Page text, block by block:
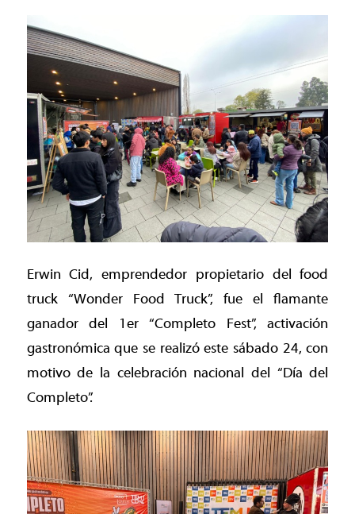
Erwin Cid, emprendedor propietario del food
truck “Wonder Food Truck”, fue el flamante
ganador del 1er “Completo Fest”, activación
gastronómica que se realizó este sábado 24, con
motivo de la celebración nacional del “Día del
Completo”.